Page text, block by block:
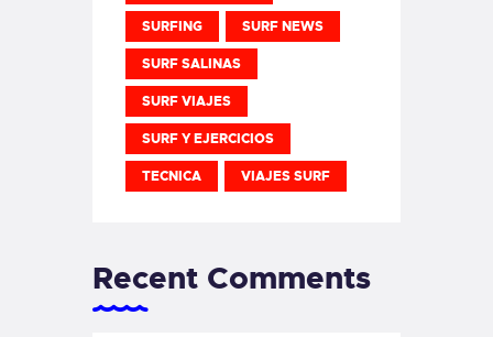
SURFING SURF NEWS
SURF SALINAS
SURF VIAJES
SURF Y EJERCICIOS
TECNICA VIAJES SURF
Recent Comments